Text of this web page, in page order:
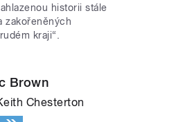
historii stále
zakořeněných
kraji“.
Brown
Chesterton